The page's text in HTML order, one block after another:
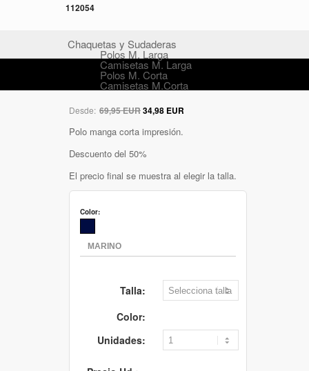
112054
Chaquetas y Sudaderas
Polos M. Larga
Camisetas M. Larga
Polos M. Corta
Camisetas M.Corta
Desde: 69,95 EUR34,98 EUR
Polo manga corta impresión.
Descuento del 50%
El precio final se muestra al elegir la talla.
Color:
Talla:
Color:
Unidades: